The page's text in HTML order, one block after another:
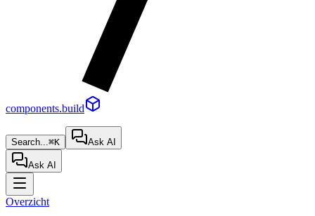
components.build
Search...⌘K Ask AI
Ask AI
Overzicht